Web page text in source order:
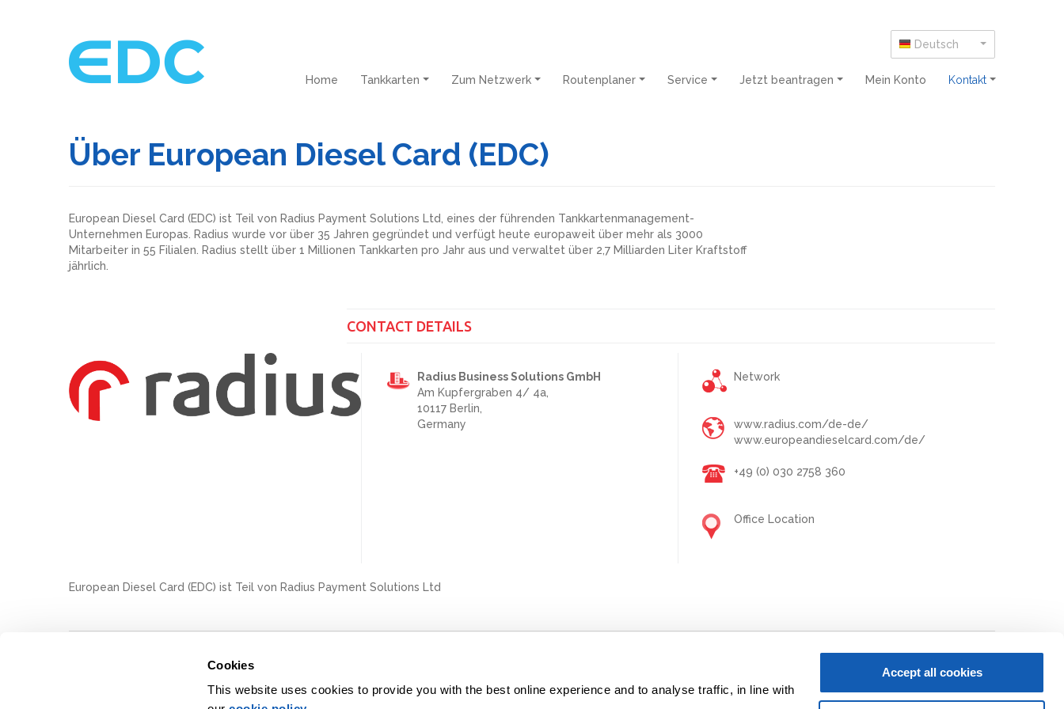
Cookies
This website uses cookies to provide you with the best online experience and to analyse traffic, in line with
Accept all cookies
Home Tankkarten Zum Netzwerk Routenplaner Service Jetzt beantragen Mein Konto Kontakt
Deutsch
Über European Diesel Card (EDC)
European Diesel Card (EDC) ist Teil von Radius Payment Solutions Ltd, eines der führenden Tankkartenmanagement-
Unternehmen Europas. Radius wurde vor über 35 Jahren gegründet und verfügt heute europaweit über mehr als 3000
Mitarbeiter in 55 Filialen. Radius stellt über 1 Millionen Tankkarten pro Jahr aus und verwaltet über 2,7 Milliarden Liter Kraftstoff
jährlich.
CONTACT DETAILS
Radius Business Solutions GmbH
Am Kupfergraben 4/ 4a,
10117 Berlin,
Germany
Network
www.radius.com/de-de/
www.europeandieselcard.com/de/
+49 (0) 030 2758 360
Office Location
European Diesel Card (EDC) ist Teil von Radius Payment Solutions Ltd
© 2026 European Diesel Card Ltd • Eurocard Centre, Herald Park, Herald Drive, Crewe CW1 6EG
Registered in England No. 05551346
• VAT Number 870 6354 16 • Datenschutzerklarung|Cookie-Richtlinie S172 Statement Slavery & Human Trafficking Statement